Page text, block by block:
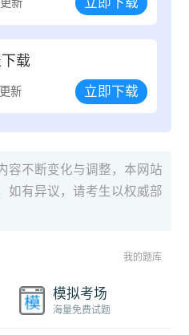
新 立即下载
载
新 立即下载
容不断变化与调整，本网站
如有异议，请考生以权威部
我的题库
模拟考场
海量免费试题